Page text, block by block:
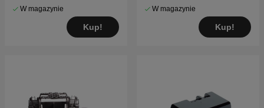
W magazynie
Kup!
W magazynie
Kup!